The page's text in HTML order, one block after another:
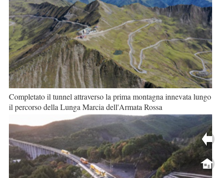
Completato il tunnel attraverso la prima montagna innevata lungo
il percorso della Lunga Marcia dell'Armata Rossa